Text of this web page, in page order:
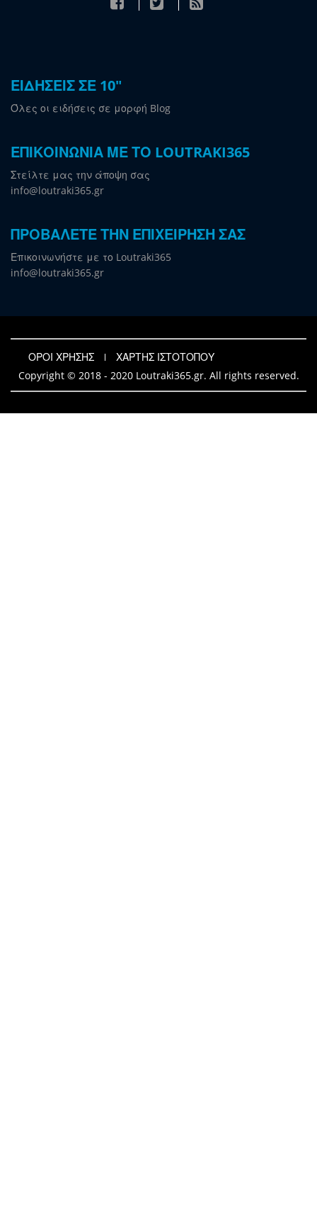
ΕΙΔΗΣΕΙΣ ΣΕ 10"
Όλες οι ειδήσεις σε μορφή Blog
ΕΠΙΚΟΙΝΩΝΙΑ ΜΕ ΤΟ LOUTRAKI365
Στείλτε μας την άποψη σας
info@loutraki365.gr
ΠΡΟΒΑΛΕΤΕ ΤΗΝ ΕΠΙΧΕΙΡΗΣΗ ΣΑΣ
Επικοινωνήστε με το Loutraki365
info@loutraki365.gr
ΟΡΟΙ ΧΡΗΣΗΣ
ΧΑΡΤΗΣ ΙΣΤΟΤΟΠΟΥ
Copyright © 2018 - 2020 Loutraki365.gr. All rights reserved.